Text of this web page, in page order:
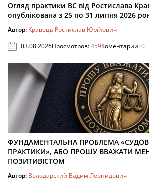
Огляд практики ВС від Ростислава
опублікована з 25 по 31 липня 2026
Автор: Кравець Ростислав Юрійович
03.08.2026Просмотров:459Коментарии:0
ФУНДАМЕНТАЛЬНА ПРОБЛЕМА
ПРАКТИКИ», АБО ПРОШУ ВВАЖАТИ
ПОЗИТИВІСТОМ
Автор: Володарский Вадим Леонидович